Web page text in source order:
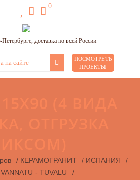
0
доставка по всей России
ПОСМОТРЕТЬ
ПРОЕКТЫ
/ КЕРАМОГРАНИТ / ИСПАНИЯ
/
VANNATU - TUVALU
/